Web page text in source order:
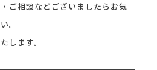
ご相談などございましたらお気
。
します。